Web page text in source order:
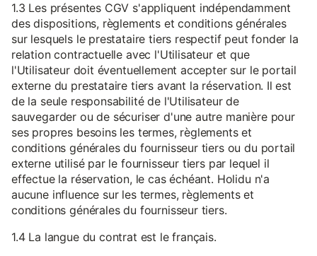
1.3 Les présentes CGV s'appliquent indépendamment
des dispositions, règlements et conditions générales
sur lesquels le prestataire tiers respectif peut fonder la
relation contractuelle avec l'Utilisateur et que
l'Utilisateur doit éventuellement accepter sur le portail
externe du prestataire tiers avant la réservation. Il est
de la seule responsabilité de l'Utilisateur de
sauvegarder ou de sécuriser d'une autre manière pour
ses propres besoins les termes, règlements et
conditions générales du fournisseur tiers ou du portail
externe utilisé par le fournisseur tiers par lequel il
effectue la réservation, le cas échéant. Holidu n'a
aucune influence sur les termes, règlements et
conditions générales du fournisseur tiers.
1.4 La langue du contrat est le français.